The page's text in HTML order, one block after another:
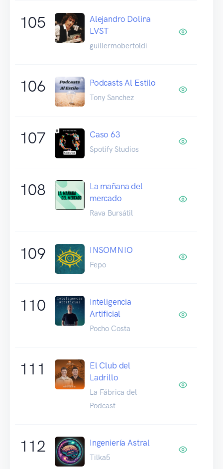
105
Alejandro Dolina
LVST
guillermobertoldi
106 Podcasts Al Estilo
Tony Sanchez
107 Caso 63
Spotify Studios
108
La mañana del
mercado
Rava Bursátil
109 INSOMNIO
Fepo
110
Inteligencia
Artificial
Pocho Costa
111
El Club del
Ladrillo
La Fábrica del
Podcast
112 Ingeniería Astral
Tilka5